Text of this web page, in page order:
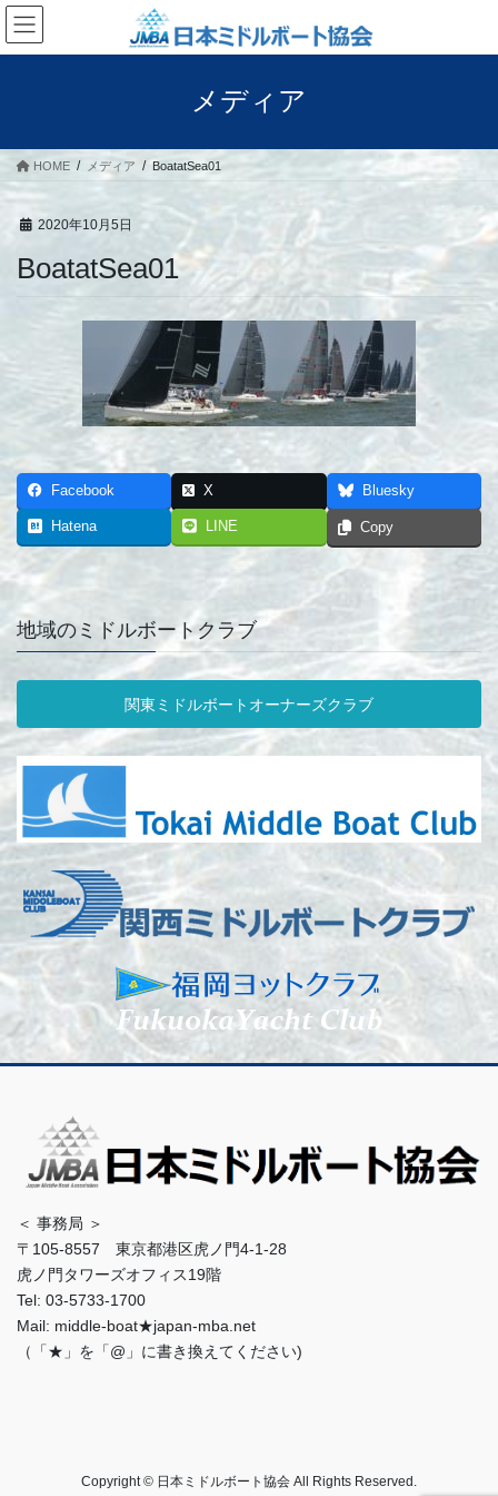
コ
ン
テ
ス
ッ
ナ
ビ
ゲ
ン
移
メディア
HOME メディア BoatatSea01
2020年10月5日
BoatatSea01
Facebook X Bluesky
Hatena LINE Copy
地域のミドルボートクラブ
関東ミドルボートオーナーズクラブ
＜ 事務局 ＞
〒105-8557 東京都港区虎ノ門4-1-28
虎ノ門タワーズオフィス19階
Tel: 03-5733-1700
Mail: middle-boat★japan-mba.net
（「★」を「@」に書き換えてください)
Copyright © 日本ミドルボート協会 All Rights Reserved.